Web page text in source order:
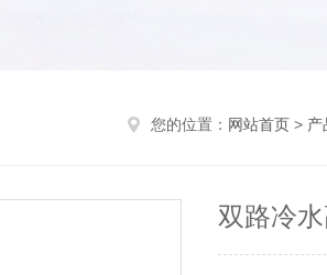
您的位置： 网站首页 > 产
双路冷